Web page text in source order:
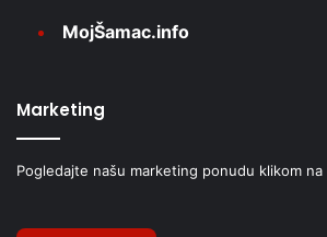
MojŠamac.info
Marketing
Pogledajte našu marketing ponudu klikom